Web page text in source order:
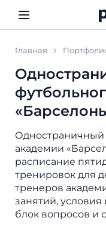
Главная
Одностраничный
академии
расписание
тренировок для
тренеров
занятий,
блок вопросов и